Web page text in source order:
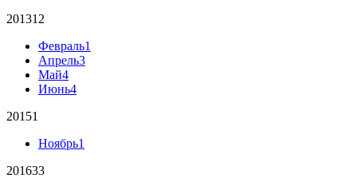
201312
Февраль1
Апрель3
Май4
Июнь4
20151
Ноябрь1
201633